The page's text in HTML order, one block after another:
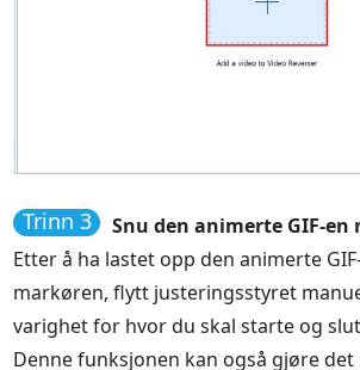
Trinn 3
Snu den animerte GIF-en
Etter å ha lastet opp den animerte
markøren, flytt justeringsstyret
varighet for hvor du skal starte og
Denne funksjonen kan også gjøre